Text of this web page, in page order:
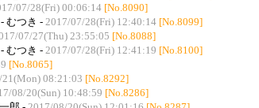
07/28(Fri) 00:06:14 [No.8090]
- むつき - 2017/07/28(Fri) 12:40:14 [No.8099]
07/27(Thu) 23:55:05 [No.8088]
- むつき - 2017/07/28(Fri) 12:41:19 [No.8100]
[No.8065]
08:21:03 [No.8292]
08/20(Sun) 10:48:59 [No.8286]